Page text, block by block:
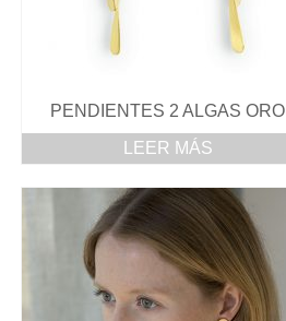
PENDIENTES 2 ALGAS ORO
LEER MÁS